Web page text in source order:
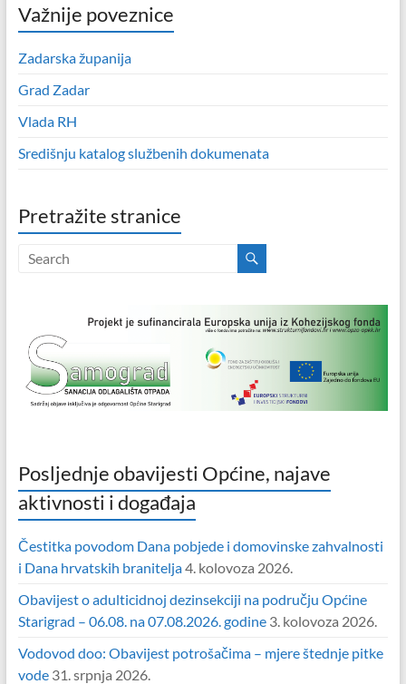
Važnije poveznice
Zadarska županija
Grad Zadar
Vlada RH
Središnju katalog službenih dokumenata
Pretražite stranice
Posljednje obavijesti Općine, najave
aktivnosti i događaja
Čestitka povodom Dana pobjede i domovinske zahvalnosti
i Dana hrvatskih branitelja4. kolovoza 2026.
Obavijest o adulticidnoj dezinsekciji na području Općine
Starigrad – 06.08. na 07.08.2026. godine 3. kolovoza 2026.
Vodovod doo: Obavijest potrošačima – mjere štednje pitke
vode 31. srpnja 2026.